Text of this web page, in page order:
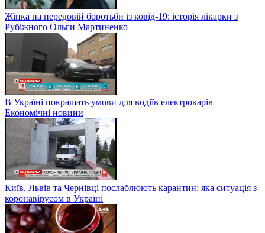
Жінка на передовій боротьби із ковід-19: історія лікарки з
Рубіжного Ольги Мартиненко
В Україні покращать умови для водіїв електрокарів —
Економічні новини
Київ, Львів та Чернівці послаблюють карантин: яка ситуація з
коронавірусом в Україні